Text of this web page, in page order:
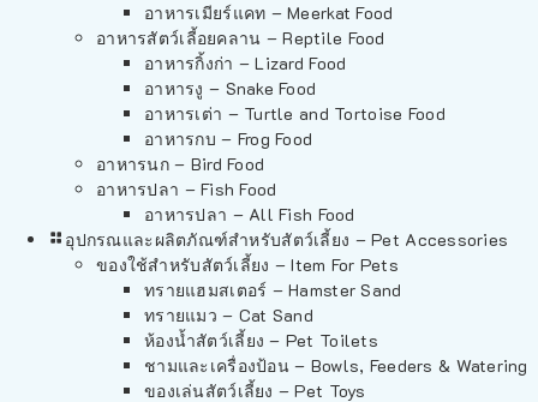
อาหารเมียร์แคท – Meerkat Food
อาหารสัตว์เลี้อยคลาน – Reptile Food
อาหารกิ้งก่า – Lizard Food
อาหารงู – Snake Food
อาหารเต่า – Turtle and Tortoise Food
อาหารกบ – Frog Food
อาหารนก – Bird Food
อาหารปลา – Fish Food
อาหารปลา – All Fish Food
อุปกรณและผลิตภัณฑ์สำหรับสัตว์เลี้ยง – Pet Accessories
ของใช้สำหรับสัตว์เลี้ยง – Item For Pets
ทรายแฮมสเตอร์ – Hamster Sand
ทรายแมว – Cat Sand
ห้องน้ำสัตว์เลี้ยง – Pet Toilets
ชามและเครื่องป้อน – Bowls, Feeders & Watering
ของเล่นสัตว์เลี้ยง – Pet Toys